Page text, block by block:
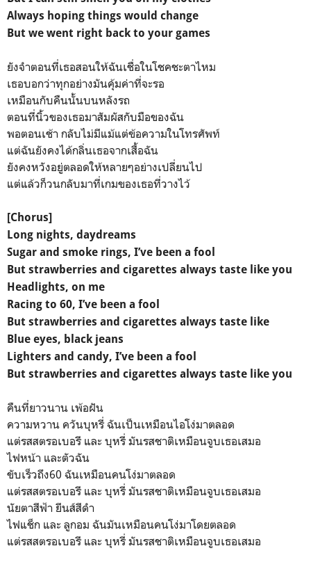
Always hoping things would change
But we went right back to your games
ยังจำตอนที่เธอสอนให้ฉันเชื่อในโชคชะตาไหม
เธอบอกว่าทุกอย่างมันคุ้มค่าที่จะรอ
เหมือนกับคืนนั้นบนหลังรถ
ตอนที่นิ้วของเธอมาสัมผัสกับมือของฉัน
พอตอนเช้า กลับไม่มีแม้แต่ข้อความในโทรศัพท์
แต่ฉันยังคงได้กลิ่นเธอจากเสื้อฉัน
ยังคงหวังอยู่ตลอดให้หลายๆอย่างเปลี่ยนไป
แต่แล้วก็วนกลับมาที่เกมของเธอที่วางไว้
[Chorus]
Long nights, daydreams
Sugar and smoke rings, I’ve been a fool
But strawberries and cigarettes always taste like you
Headlights, on me
Racing to 60, I’ve been a fool
But strawberries and cigarettes always taste like
Blue eyes, black jeans
Lighters and candy, I’ve been a fool
But strawberries and cigarettes always taste like you
คืนที่ยาวนาน เพ้อฝัน
ความหวาน ควันบุหรี่ ฉันเป็นเหมือนไอโง่มาตลอด
แต่รสสตรอเบอรี และ บุหรี่ มันรสชาติเหมือนจูบเธอเสมอ
ไฟหน้า และตัวฉัน
ขับเร็วถึง60 ฉันเหมือนคนโง่มาตลอด
แต่รสสตรอเบอรี และ บุหรี่ มันรสชาติเหมือนจูบเธอเสมอ
นัยตาสีฟ้า ยีนส์สีดำ
ไฟแช็ก และ ลูกอม ฉันมันเหมือนคนโง่มาโดยตลอด
แต่รสสตรอเบอรี และ บุหรี่ มันรสชาติเหมือนจูบเธอเสมอ